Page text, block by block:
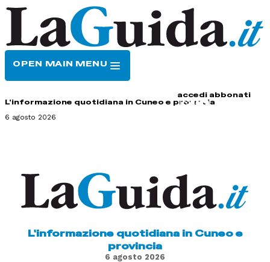
OPEN MAIN MENU
accedi abbonati
L'informazione quotidiana in Cuneo e provincia
6 agosto 2026
L'informazione quotidiana in Cuneo e
provincia
6 agosto 2026